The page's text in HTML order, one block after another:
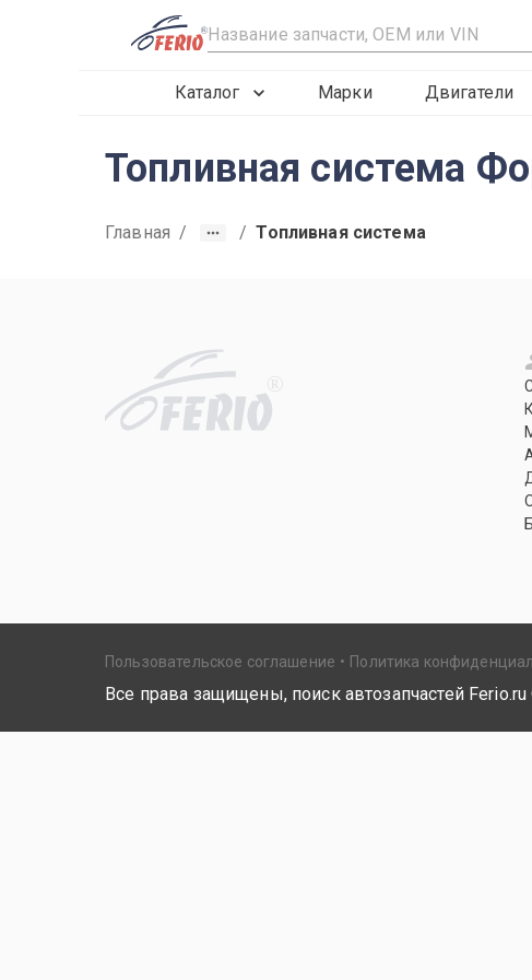
R
Каталог Марки Двигатели
Топливная система
Главная / / Топливная система
R
Пользовательское соглашение Политика
Все права защищены, поиск автозапчастей